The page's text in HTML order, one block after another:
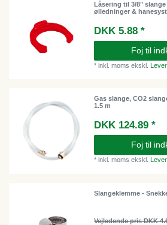
Låsering til 3/8"
ølledninger &
DKK 5.88 *
Foj til
*inkl. moms ekskl.
Gas slange, CO2
1.5 m
DKK 124.89 *
Foj til
*inkl. moms ekskl.
Slangeklemme -
Vejledende pris DKK